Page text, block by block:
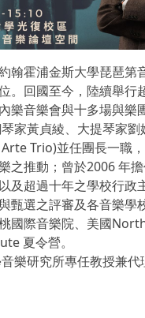
翰霍浦金斯大學琵琶第
。回國至今，陸續舉行
樂音樂會與十多場與樂
家黃貞綾、大提琴家劉
Trio)並任團長一職
之推動；曾於2006 年
及超過十年之學校行政
甄選之評審及各音樂學
國際音樂院、美國
夏令營。
樂研究所專任教授兼代